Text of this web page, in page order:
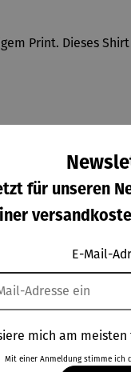
Print. Dieses
für unseren
E-Mail-
mich am meisten
Mit einer Anmeldung stimme ich